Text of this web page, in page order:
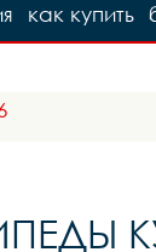
как купить